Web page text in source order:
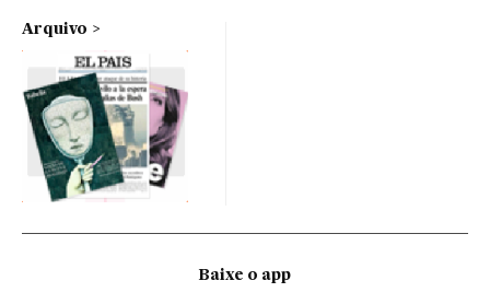
Arquivo
Baixe o app